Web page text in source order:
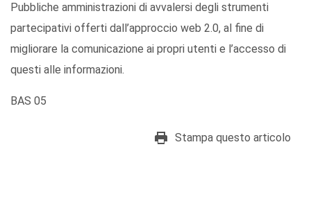
Pubbliche amministrazioni di avvalersi degli strumenti
partecipativi offerti dall’approccio web 2.0, al fine di
migliorare la comunicazione ai propri utenti e l’accesso di
questi alle informazioni.
BAS 05
Stampa questo articolo